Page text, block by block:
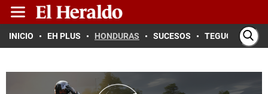
INICIO EH PLUS HONDURAS SUCESOS TEGUCIGALPA